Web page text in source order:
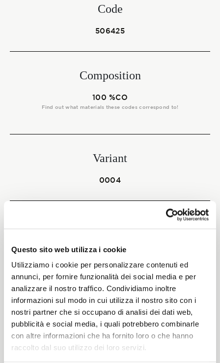
Questo sito web utilizza i cookie
Utilizziamo i cookie per personalizzare contenuti ed
annunci, per fornire funzionalità dei social media e per
analizzare il nostro traffico. Condividiamo inoltre
informazioni sul modo in cui utilizza il nostro sito con i
nostri partner che si occupano di analisi dei dati web,
pubblicità e social media, i quali potrebbero combinarle
con altre informazioni che ha fornito loro o che hanno
raccolto dal suo utilizzo dei loro servizi.
Code
506425
Composition
100 %CO
Find out what materials these codes correspond to!
Variant
0004
385 G/MLIN
Height
135/140 CM
NEWS
CONTACT US